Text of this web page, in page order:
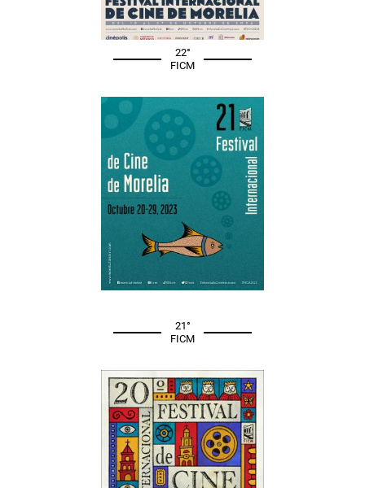
22°
FICM
21°
FICM